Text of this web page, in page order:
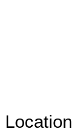
Location